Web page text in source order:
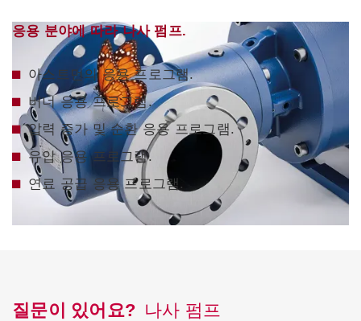
응용 분야에 따라 나사 펌프.
아스트먼의 응용 프로그램.
버너 응용 프로그램.
압력 증가 및 순환 응용 프로그램.
유압 응용 프로그램.
연료 공급 응용 프로그램.
질문이 있어요? 나사 펌프